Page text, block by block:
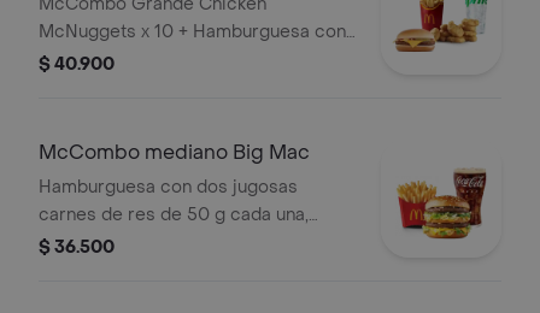
con Queso
McNuggets x 10 + Hamburguesa con
Queso
$ 40.900
McCombo mediano Big Mac
Hamburguesa con dos jugosas
carnes de res de 50 g cada una,
cebolla, lechuga fresca, pepinillos,
$ 36.500